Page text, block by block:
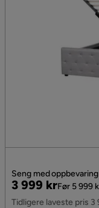
Seng med
Pris
3 999 kr
Original
Pris
Før 5 999
Tidligere laveste pris 3